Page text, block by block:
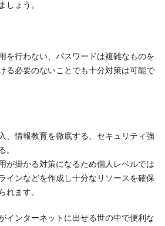
しょう。
を行わない、パスワードは複雑なものを
る必要のないことでも十分対策は可能で
、情報教育を徹底する、セキュリティ強
。
が掛かる対策になるため個人レベルでは
インなどを作成し十分なリソースを確保
れます。
インターネットに出せる世の中で便利な